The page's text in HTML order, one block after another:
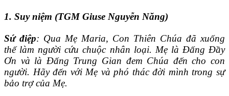
1. Suy niệm (TGM Giuse Nguyễn Năng)
Sứ điệp: Qua Mẹ Maria, Con Thiên Chúa đã xuống
thế làm người cứu chuộc nhân loại. Mẹ là Đấng Đầy
Ơn và là Đấng Trung Gian đem Chúa đến cho con
người. Hãy đến với Mẹ và phó thác đời mình trong sự
bảo trợ của Mẹ.